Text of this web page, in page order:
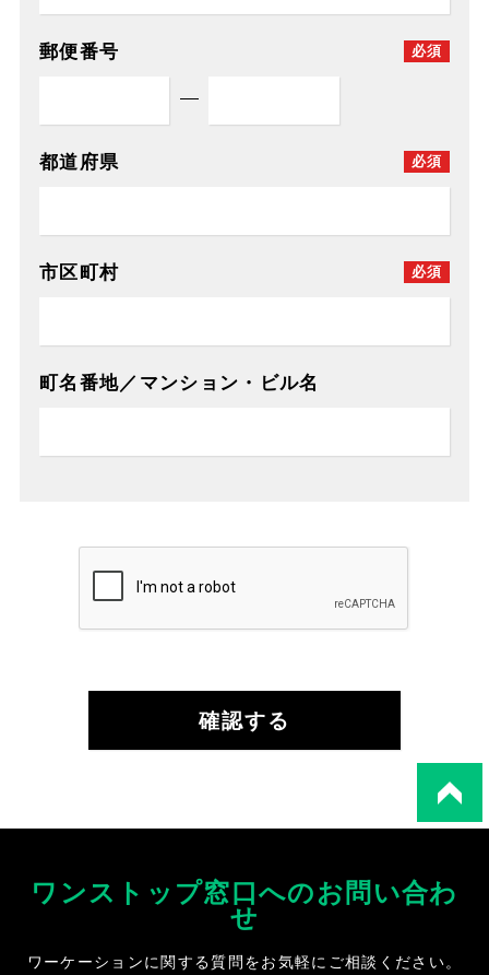
郵便番号 必須
都道府県 必須
市区町村 必須
町名番地／マンション・ビル名
ワンストップ窓口へのお問い合わ
せ
ワーケーションに関する質問をお気軽にご相談ください。